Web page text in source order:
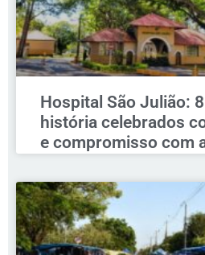
Hospital São Julião:
história celebrados
e compromisso com